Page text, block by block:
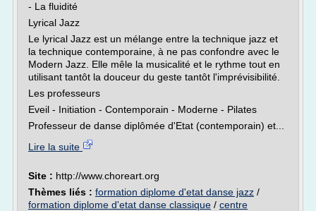
- La fluidité
Lyrical Jazz
Le lyrical Jazz est un mélange entre la technique jazz et
la technique contemporaine, à ne pas confondre avec le
Modern Jazz. Elle mêle la musicalité et le rythme tout en
utilisant tantôt la douceur du geste tantôt l'imprévisibilité.
Les professeurs
Eveil - Initiation - Contemporain - Moderne - Pilates
Professeur de danse diplômée d'Etat (contemporain) et...
Lire la suite
Site : http://www.choreart.org
Thèmes liés : formation diplome d'etat danse jazz /
formation diplome d'etat danse classique / centre